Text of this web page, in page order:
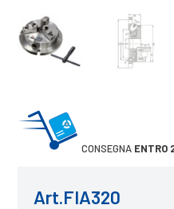
CONSEGNA ENTRO
Art.FIA320